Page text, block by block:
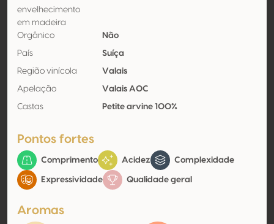
envelhecimento
em madeira
Orgânico Não
País Suíça
Região vinícola Valais
Apelação Valais AOC
Castas Petite arvine 100%
Pontos fortes
Comprimento Acidez Complexidade
Expressividade Qualidade geral
Aromas